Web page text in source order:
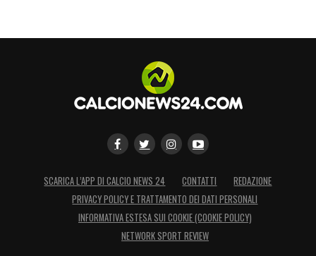
SCARICA L’APP DI CALCIO NEWS 24 CONTATTI
REDAZIONE
PRIVACY POLICY E TRATTAMENTO DEI DATI PERSONALI
INFORMATIVA ESTESA SUI COOKIE (COOKIE POLICY)
NETWORK SPORT REVIEW